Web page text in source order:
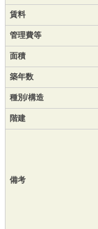
賃料
管理費等
面積
築年数
種別/構造
階建
備考